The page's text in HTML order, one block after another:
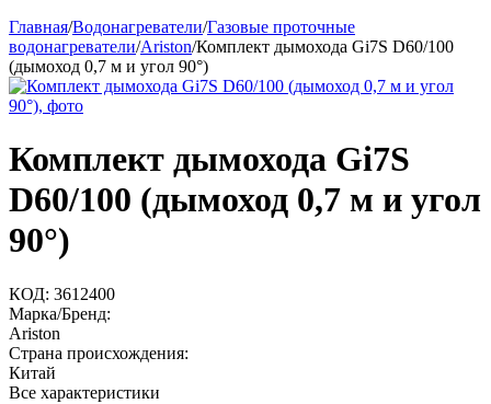
Главная/Водонагреватели/Газовые проточные
водонагреватели/Ariston/Комплект дымохода Gi7S D60/100
(дымоход 0,7 м и угол 90°)
Комплект дымохода Gi7S
D60/100 (дымоход 0,7 м и угол
90°)
КОД: 3612400
Марка/Бренд:
Ariston
Страна происхождения:
Китай
Все характеристики